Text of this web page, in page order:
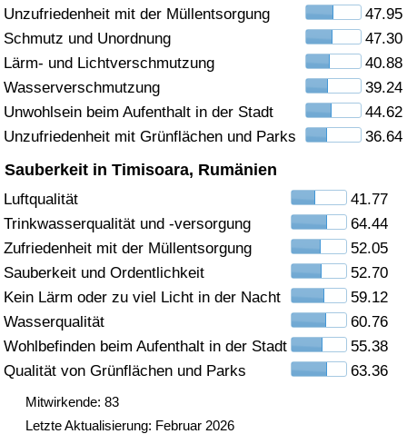
Unzufriedenheit mit der Müllentsorgung
47.95
Schmutz und Unordnung
47.30
Lärm- und Lichtverschmutzung
40.88
Wasserverschmutzung
39.24
Unwohlsein beim Aufenthalt in der Stadt
44.62
Unzufriedenheit mit Grünflächen und Parks
36.64
Sauberkeit in Timisoara, Rumänien
Luftqualität
41.77
Trinkwasserqualität und -versorgung
64.44
Zufriedenheit mit der Müllentsorgung
52.05
Sauberkeit und Ordentlichkeit
52.70
Kein Lärm oder zu viel Licht in der Nacht
59.12
Wasserqualität
60.76
Wohlbefinden beim Aufenthalt in der Stadt
55.38
Qualität von Grünflächen und Parks
63.36
Mitwirkende: 83
Letzte Aktualisierung: Februar 2026
Kriminalitätsindex nach Land
Gesundheitsversorgung
Gesundheitsversorgungs-Index (aktuell)
Gesundheitsversorgungs-Index nach Land
Umweltverschmutzung
Umweltverschmutzungs-Index (aktuell)
Verschmutzungsindex
Verkehr